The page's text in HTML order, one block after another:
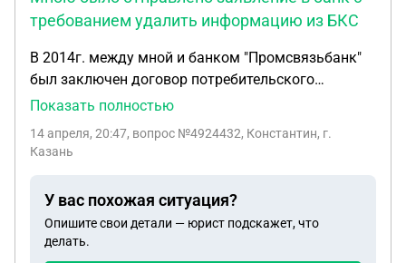
требованием удалить информацию из БКС
В 2014г. между мной и банком "Промсвязьбанк"
был заключен договор потребительского
кредита. С 30 марта 2017г. была осуществлена
задолженности коллекторам которая была
требований не предъявлял. По решению суда я
погасил данный кредит в пользу коллекторов в
2025 году. Но как выяснилось банк продолжает
Показать полностью
14 апреля, 20:47, вопрос №4924432, Константин, г.
Казань
У вас похожая ситуация?
Опишите свои детали — юрист подскажет, что
делать.